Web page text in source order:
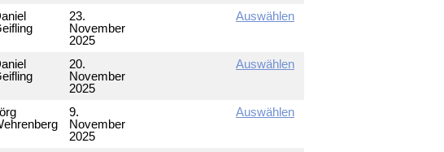
23.
November
2025
Auswählen
20.
November
2025
Auswählen
9.
November
2025
Auswählen